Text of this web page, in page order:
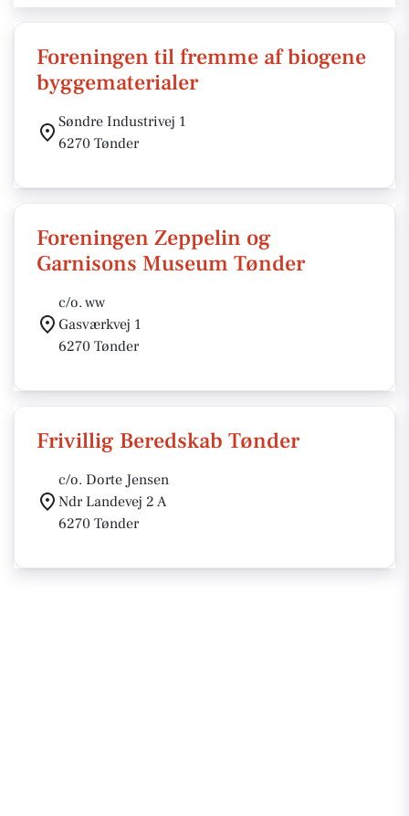
Foreningen til fremme af biogene
byggematerialer
Søndre Industrivej 1
6270 Tønder
Foreningen Zeppelin og
Garnisons Museum Tønder
c/o. ww
Gasværkvej 1
6270 Tønder
Frivillig Beredskab Tønder
c/o. Dorte Jensen
Ndr Landevej 2 A
6270 Tønder